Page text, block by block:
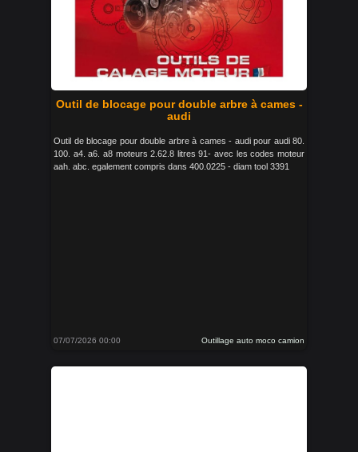
Outil de blocage pour double arbre à cames -
audi
Outil de blocage pour double arbre à cames - audi pour audi 80.
100. a4. a6. a8 moteurs 2.62.8 litres 91- avec les codes moteur
aah. abc. egalement compris dans 400.0225 - diam tool 3391
07/07/2026 00:00 Outillage auto moco camion